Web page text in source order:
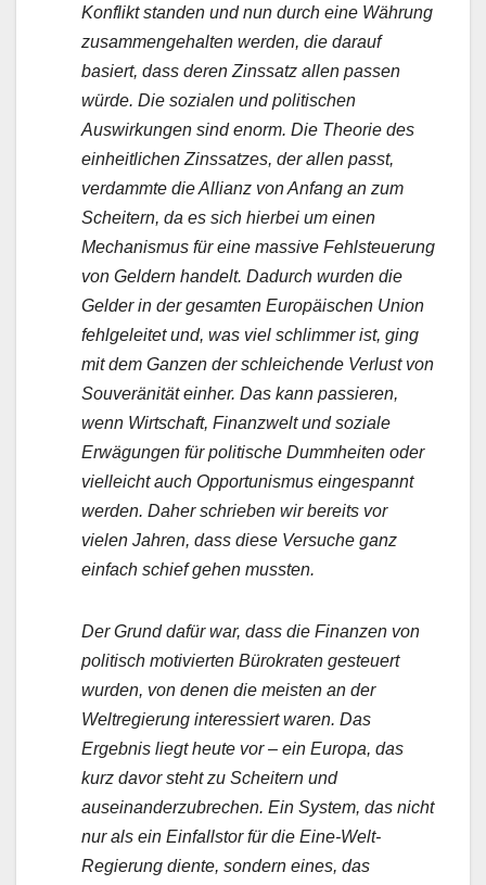
Konflikt standen und nun durch eine Währung
zusammengehalten werden, die darauf
basiert, dass deren Zinssatz allen passen
würde. Die sozialen und politischen
Auswirkungen sind enorm. Die Theorie des
einheitlichen Zinssatzes, der allen passt,
verdammte die Allianz von Anfang an zum
Scheitern, da es sich hierbei um einen
Mechanismus für eine massive Fehlsteuerung
von Geldern handelt. Dadurch wurden die
Gelder in der gesamten Europäischen Union
fehlgeleitet und, was viel schlimmer ist, ging
mit dem Ganzen der schleichende Verlust von
Souveränität einher. Das kann passieren,
wenn Wirtschaft, Finanzwelt und soziale
Erwägungen für politische Dummheiten oder
vielleicht auch Opportunismus eingespannt
werden. Daher schrieben wir bereits vor
vielen Jahren, dass diese Versuche ganz
einfach schief gehen mussten.
Der Grund dafür war, dass die Finanzen von
politisch motivierten Bürokraten gesteuert
wurden, von denen die meisten an der
Weltregierung interessiert waren. Das
Ergebnis liegt heute vor – ein Europa, das
kurz davor steht zu Scheitern und
auseinanderzubrechen. Ein System, das nicht
nur als ein Einfallstor für die Eine-Welt-
Regierung diente, sondern eines, das